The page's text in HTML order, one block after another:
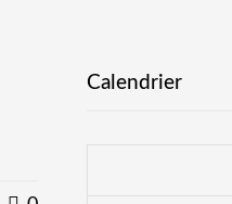
Calendrier